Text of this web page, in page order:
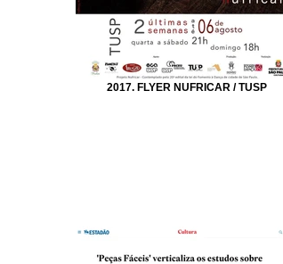
2017. FLYER NUFRICAR / TUSP